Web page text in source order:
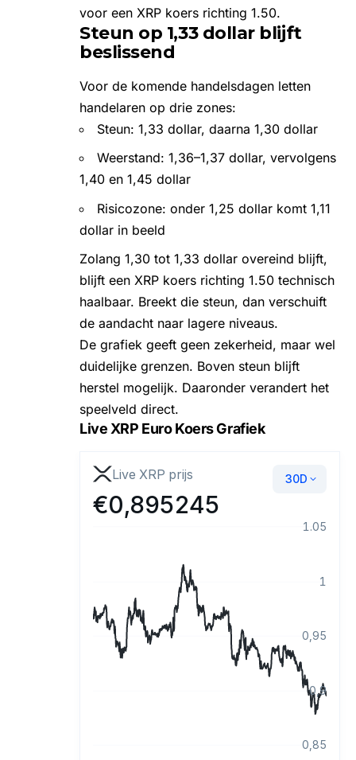
voor een XRP koers richting 1.50.
Steun op 1,33 dollar blijft
beslissend
Voor de komende handelsdagen letten
handelaren op drie zones:
Steun: 1,33 dollar, daarna 1,30 dollar
Weerstand: 1,36–1,37 dollar, vervolgens
1,40 en 1,45 dollar
Risicozone: onder 1,25 dollar komt 1,11
dollar in beeld
Zolang 1,30 tot 1,33 dollar overeind blijft,
blijft een XRP koers richting 1.50 technisch
haalbaar. Breekt die steun, dan verschuift
de aandacht naar lagere niveaus.
De grafiek geeft geen zekerheid, maar wel
duidelijke grenzen. Boven steun blijft
herstel mogelijk. Daaronder verandert het
speelveld direct.
Live XRP Euro Koers Grafiek